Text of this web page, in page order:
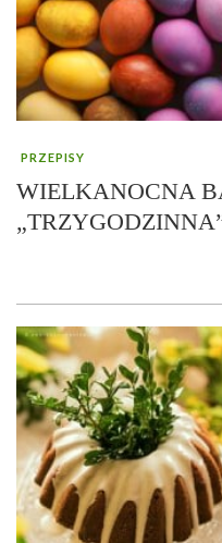
PRZEPISY
WIELKANOCNA